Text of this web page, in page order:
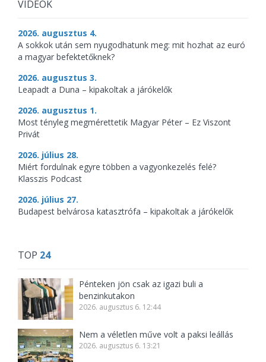
VIDEÓK
2026. augusztus 4.
A sokkok után sem nyugodhatunk meg: mit hozhat az euró
a magyar befektetőknek?
2026. augusztus 3.
Leapadt a Duna – kipakoltak a járókelők
2026. augusztus 1.
Most tényleg megmérettetik Magyar Péter – Ez Viszont
Privát
2026. július 28.
Miért fordulnak egyre többen a vagyonkezelés felé?
Klasszis Podcast
2026. július 27.
Budapest belvárosa katasztrófa – kipakoltak a járókelők
TOP 24
Pénteken jön csak az igazi buli a
benzinkutakon
2026. augusztus 6. 12:44
Nem a véletlen műve volt a paksi leállás
2026. augusztus 6. 13:21